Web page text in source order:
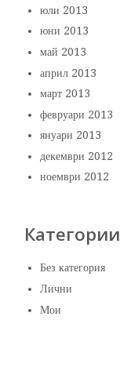
юли 2013
юни 2013
май 2013
април 2013
март 2013
февруари 2013
януари 2013
декември 2012
ноември 2012
Категории
Без категория
Лични
Мои